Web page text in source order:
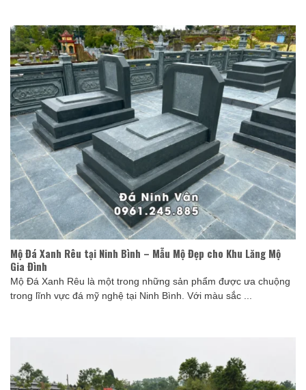
Mộ Đá Xanh Rêu tại Ninh Bình – Mẫu Mộ Đẹp cho Khu Lăng Mộ
Gia Đình
Mộ Đá Xanh Rêu là một trong những sản phẩm được ưa chuộng
trong lĩnh vực đá mỹ nghệ tại Ninh Bình. Với màu sắc ...